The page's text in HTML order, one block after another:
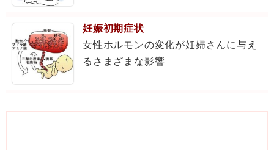
妊娠初期症状
女性ホルモンの変化が妊婦さんに与え
るさまざまな影響